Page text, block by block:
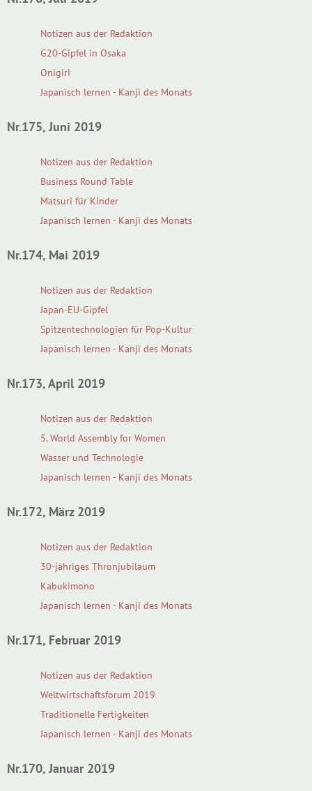
Notizen aus der Redaktion
G20-Gipfel in Osaka
Onigiri
Japanisch lernen - Kanji des Monats
Nr.175, Juni 2019
Notizen aus der Redaktion
Business Round Table
Matsuri für Kinder
Japanisch lernen - Kanji des Monats
Nr.174, Mai 2019
Notizen aus der Redaktion
Japan-EU-Gipfel
Spitzentechnologien für Pop-Kultur
Japanisch lernen - Kanji des Monats
Nr.173, April 2019
Notizen aus der Redaktion
5. World Assembly for Women
Wasser und Technologie
Japanisch lernen - Kanji des Monats
Nr.172, März 2019
Notizen aus der Redaktion
30-jähriges Thronjubiläum
Kabukimono
Japanisch lernen - Kanji des Monats
Nr.171, Februar 2019
Notizen aus der Redaktion
Weltwirtschaftsforum 2019
Traditionelle Fertigkeiten
Japanisch lernen - Kanji des Monats
Nr.170, Januar 2019